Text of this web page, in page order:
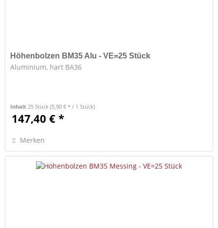
Höhenbolzen BM35 Alu - VE=25 Stück
Aluminium, hart BA36
Inhalt25 Stück(5,90 € * / 1 Stück)
147,40 € *
Merken